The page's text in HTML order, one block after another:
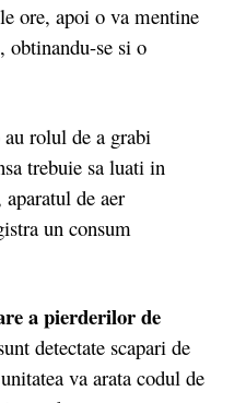
ore, apoi o va mentine
obtinandu-se si o
au rolul de a grabi
trebuie sa luati in
de aer
un consum
a pierderilor de
detectate scapari de
va arata codul de